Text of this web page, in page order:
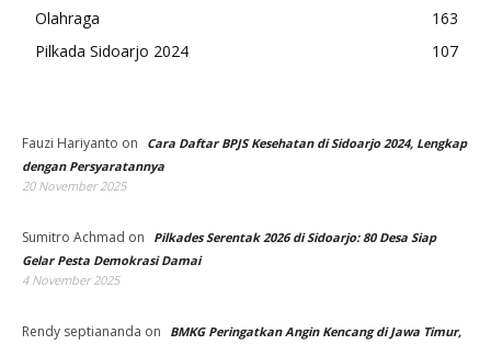
Olahraga
163
Pilkada Sidoarjo 2024
107
Fauzi Hariyanto on
Cara Daftar BPJS Kesehatan di Sidoarjo 2024, Lengkap
dengan Persyaratannya
20 November 2025
Sumitro Achmad on
Pilkades Serentak 2026 di Sidoarjo: 80 Desa Siap
Gelar Pesta Demokrasi Damai
4 November 2025
Rendy septiananda on
BMKG Peringatkan Angin Kencang di Jawa Timur,